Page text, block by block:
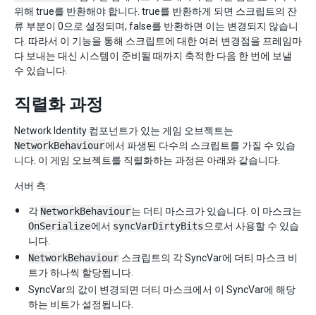
위해 true를 반환해야 합니다. true를 반환하게 되면 스크립트의 잔
류 부분이 0으로 설정되며, false를 반환하면 이는 변경되지 않습니
다. 따라서 이 기능을 통해 스크립트에 대한 여러 변경점을 프레임마
다 보내는 대신 시스템이 준비될 때까지 축적한 다음 한 번에 보낼
수 있습니다.
직렬화 과정
Network Identity 컴포넌트가 있는 게임 오브젝트는
NetworkBehaviour에서 파생된 다수의 스크립트를 가질 수 있습
니다. 이 게임 오브젝트를 직렬화하는 과정은 아래와 같습니다.
서버 측:
각 NetworkBehaviour는 더티 마스크가 있습니다. 이 마스크는
OnSerialize에서 syncVarDirtyBits 으로서 사용할 수 있습
니다.
NetworkBehaviour 스크립트의 각 SyncVar에 더티 마스크 비
트가 하나씩 할당됩니다.
SyncVar의 값이 변경되면 더티 마스크에서 이 SyncVar에 해당
하는 비트가 설정됩니다.